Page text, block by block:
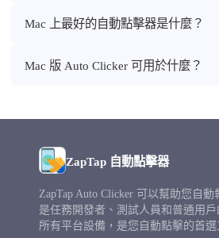
Mac 上最好的自動點擊器是什麼？
Mac 版 Auto Clicker 可用於什麼？
ZapTap 自動點擊器
ZapTap Auto Clicker 可以幫助您自
是任務開發者、測試人員和普通用
所有平台設備，是您自動點擊的首選